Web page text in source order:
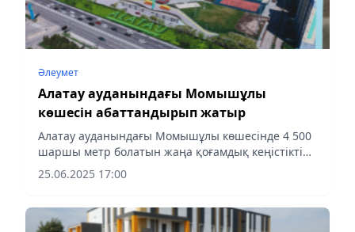
Әлеумет
Алатау ауданындағы Момышұлы
көшесін абаттандырып жатыр
Алатау ауданындағы Момышұлы көшесінде 4 500
шаршы метр болатын жаңа қоғамдық кеңістікті
абаттандыру жұмысы басталды. Жобаны аудан
әкімдігі мен «DM-STROI» ЖШС мердігер ұйымы
25.06.2025 17:00